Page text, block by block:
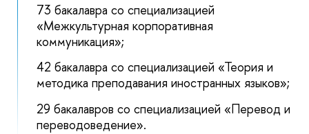
73 бакалавра со специализацией
«Межкультурная корпоративная
коммуникация»;
42 бакалавра со специализацией «Теория и
методика преподавания иностранных языков»;
29 бакалавров со специализацией «Перевод и
переводоведение».